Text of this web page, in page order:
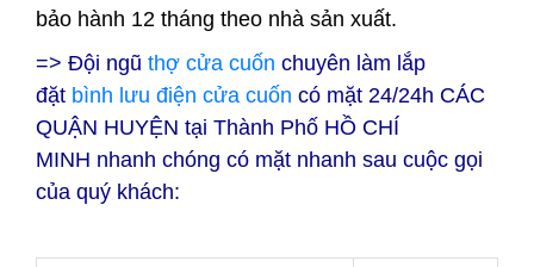
bảo hành 12 tháng theo nhà sản xuất.
=> Đội ngũ thợ cửa cuốn chuyên làm lắp
đặt bình lưu điện cửa cuốn có mặt 24/24h CÁC
QUẬN HUYỆN tại Thành Phố HỒ CHÍ
MINH nhanh chóng có mặt nhanh sau cuộc gọi
của quý khách: